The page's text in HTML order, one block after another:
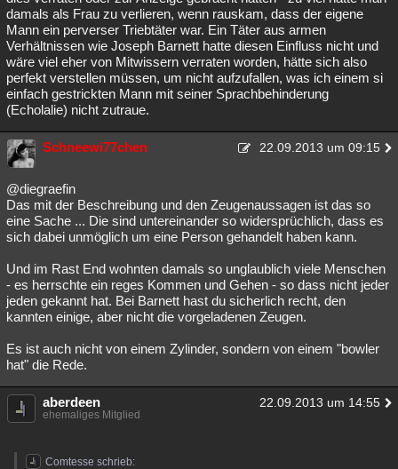
damals als Frau zu verlieren, wenn rauskam, dass der eigene
Mann ein perverser Triebtäter war. Ein Täter aus armen
Verhältnissen wie Joseph Barnett hatte diesen Einfluss nicht und
wäre viel eher von Mitwissern verraten worden, hätte sich also
perfekt verstellen müssen, um nicht aufzufallen, was ich einem si
einfach gestrickten Mann mit seiner Sprachbehinderung
(Echolalie) nicht zutraue.
Schneewi77chen 22.09.2013 um 09:15
@diegraefin
Das mit der Beschreibung und den Zeugenaussagen ist das so
eine Sache ... Die sind untereinander so widersprüchlich, dass es
sich dabei unmöglich um eine Person gehandelt haben kann.
Und im Rast End wohnten damals so unglaublich viele Menschen
- es herrschte ein reges Kommen und Gehen - so dass nicht jeder
jeden gekannt hat. Bei Barnett hast du sicherlich recht, den
kannten einige, aber nicht die vorgeladenen Zeugen.
Es ist auch nicht von einem Zylinder, sondern von einem "bowler
hat" die Rede.
aberdeen 22.09.2013 um 14:55
ehemaliges Mitglied
Comtesse schrieb: